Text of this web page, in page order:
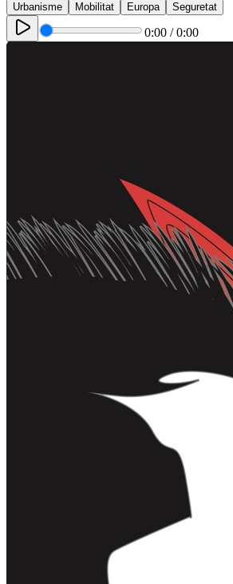
Urbanisme
Mobilitat Europa Seguretat
0:00 /0:00